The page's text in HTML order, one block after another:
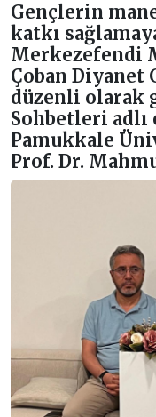
Gençlerin
katkı
Merkezefendi
Çoban Diyanet
düzenli olarak
Sohbetleri
Pamukkale
Prof. Dr.